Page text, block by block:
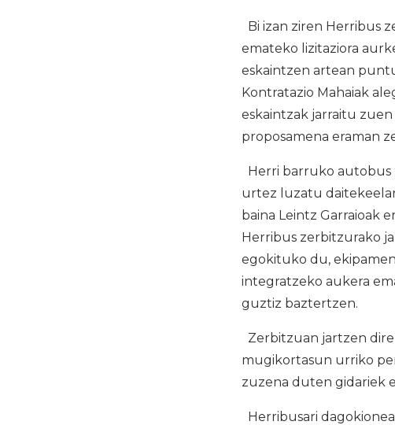
Bi izan ziren Herribus
emateko lizitaziora
eskaintzen artean
Kontratazio Mahaiak
eskaintzak jarraitu
proposamena eraman
Herri barruko
urtez luzatu
baina Leintz Garraioak
Herribus zerbitzurako
egokituko du,
integratzeko aukera
guztiz baztertzen.
Zerbitzuan jartzen
mugikortasun urriko
zuzena duten gidariek
Herribusari